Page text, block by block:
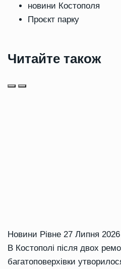
новини Костополя
Проєкт парку
Читайте також
Новини Рівне 27 Липня 2026
В Костополі після двох
багатоповерхівки